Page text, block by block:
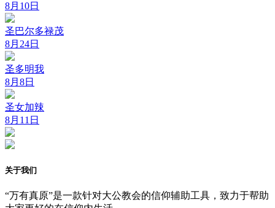
8月10日
圣巴尔多禄茂
8月24日
圣多明我
8月8日
圣女加辣
8月11日
关于我们
“万有真原”是一款针对大公教会的信仰辅助工具，致力于帮助